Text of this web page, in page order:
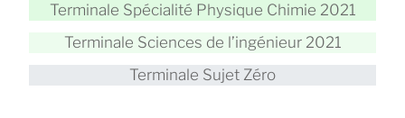
Terminale Spécialité Physique Chimie 2021
Terminale Sciences de l’ingénieur 2021
Terminale Sujet Zéro